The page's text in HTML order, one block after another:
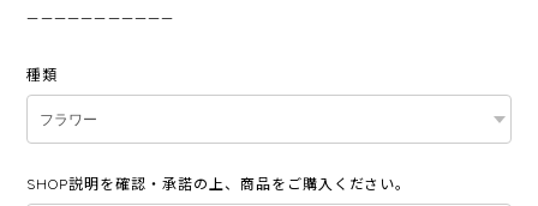
———————————
種類
SHOP説明を確認・承諾の上、商品をご購入ください。